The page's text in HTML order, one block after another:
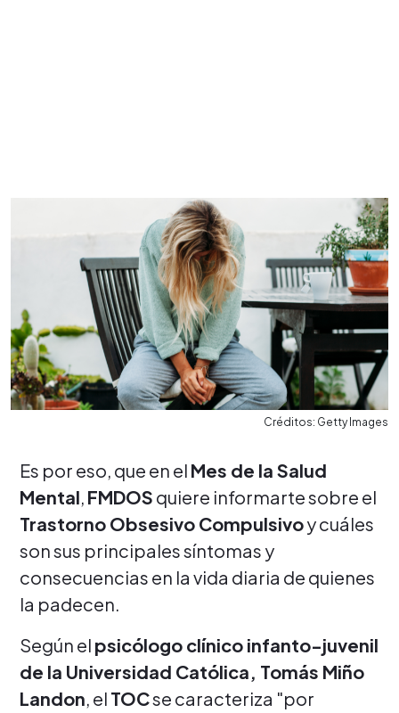
Créditos: Getty Images
Es por eso, que en el Mes de la Salud
Mental, FMDOS quiere informarte sobre el
Trastorno Obsesivo Compulsivoy cuáles
son sus principales síntomas y
consecuencias en la vida diaria de quienes
la padecen.
Según el psicólogo clínico infanto-juvenil
de la Universidad Católica, Tomás Miño
Landon, el TOCse caracteriza "por